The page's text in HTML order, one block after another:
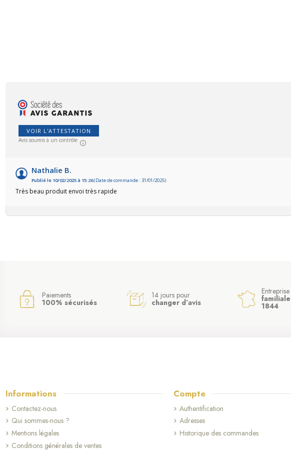
VOIR L'ATTESTATION
Avis soumis à un contrôle
Nathalie B.
Publié le 10/02/2025 à 15:26(Date de commande : 31/01/2025)
Très beau produit envoi très rapide
Paiements
100% sécurisés
14 jours pour
changer d’avis 1844
Informations
Contactez-nous
Qui sommes-nous ?
Mentions légales
Conditions générales de ventes
Compte
Authentification
Adresses
Historique des commandes